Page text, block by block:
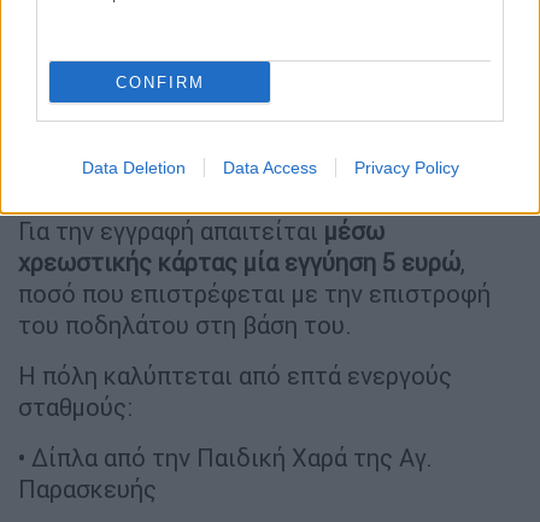
CONFIRM
Data Deletion Data Access Privacy Policy
Για την εγγραφή απαιτείται μέσω
χρεωστικής κάρτας μία εγγύηση 5 ευρώ,
ποσό που επιστρέφεται με την επιστροφή
του ποδηλάτου στη βάση του.
Η πόλη καλύπτεται από επτά ενεργούς
σταθμούς:
• Δίπλα από την Παιδική Χαρά της Αγ.
Παρασκευής